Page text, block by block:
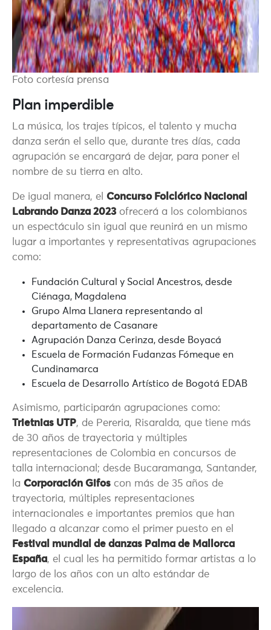
Foto cortesía prensa
Plan imperdible
La música, los trajes típicos, el talento y mucha
danza serán el sello que, durante tres días, cada
agrupación se encargará de dejar, para poner el
nombre de su tierra en alto.
De igual manera, el Concurso Folclórico Nacional
Labrando Danza 2023ofrecerá a los colombianos
un espectáculo sin igual que reunirá en un mismo
lugar a importantes y representativas agrupaciones
como:
Fundación Cultural y Social Ancestros, desde
Ciénaga, Magdalena
Grupo Alma Llanera representando al
departamento de Casanare
Agrupación Danza Cerinza, desde Boyacá
Escuela de Formación Fudanzas Fómeque en
Cundinamarca
Escuela de Desarrollo Artístico de Bogotá EDAB
Asimismo, participarán agrupaciones como:
Trietnias UTP, de Pereria, Risaralda, que tiene más
de 30 años de trayectoria y múltiples
representaciones de Colombia en concursos de
talla internacional; desde Bucaramanga, Santander,
la Corporación Gifos con más de 35 años de
trayectoria, múltiples representaciones
internacionales e importantes premios que han
llegado a alcanzar como el primer puesto en el
Festival mundial de danzas Palma de Mallorca
España, el cual les ha permitido formar artistas a lo
largo de los años con un alto estándar de
excelencia.